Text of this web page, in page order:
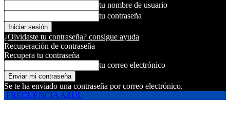
tu nombre de usuario
tu contraseña
¿Olvidaste tu contraseña? consigue ayuda
Recuperación de contraseña
Recupera tu contraseña
tu correo electrónico
Se te ha enviado una contraseña por correo electrónico.
FRECUENCIA AZUL